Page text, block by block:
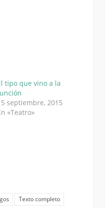
tipo que vino a la
septiembre, 2015
«Teatro»
Texto completo